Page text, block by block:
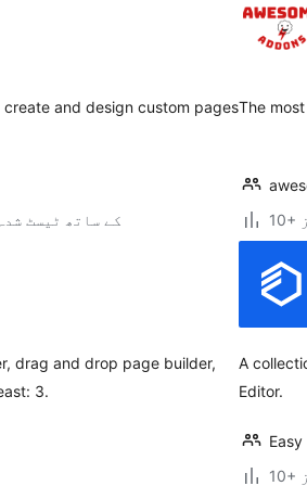
and design custom pages
5.2.25 کے ساتھ ٹیسٹ
The
drag and drop page builder,
3.
A
Editor.